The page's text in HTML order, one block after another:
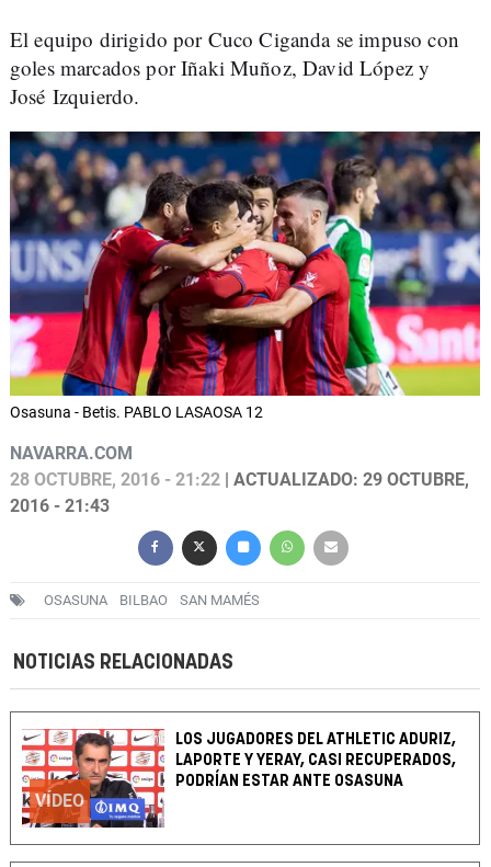
El equipo dirigido por Cuco Ciganda se impuso con
goles marcados por Iñaki Muñoz, David López y
José Izquierdo.
Osasuna - Betis. PABLO LASAOSA 12
NAVARRA.COM
28 OCTUBRE, 2016 - 21:22 | ACTUALIZADO: 29 OCTUBRE,
2016 - 21:43
OSASUNA BILBAO SAN MAMÉS
NOTICIAS RELACIONADAS
VÍDEO
LOS JUGADORES DEL ATHLETIC ADURIZ,
LAPORTE Y YERAY, CASI RECUPERADOS,
PODRÍAN ESTAR ANTE OSASUNA